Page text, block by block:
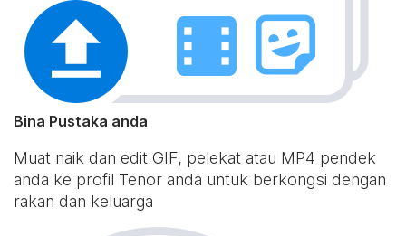
Bina Pustaka anda
Muat naik dan edit GIF, pelekat atau MP4 pendek
anda ke profil Tenor anda untuk berkongsi dengan
rakan dan keluarga